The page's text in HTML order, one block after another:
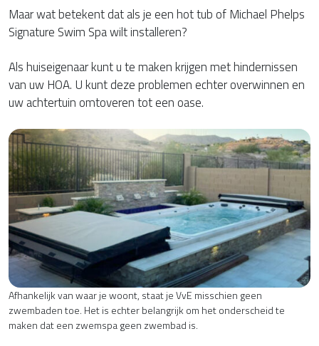
Maar wat betekent dat als je een hot tub of Michael Phelps
Signature Swim Spa wilt installeren?
Als huiseigenaar kunt u te maken krijgen met hindernissen
van uw HOA. U kunt deze problemen echter overwinnen en
uw achtertuin omtoveren tot een oase.
Afhankelijk van waar je woont, staat je VvE misschien geen
zwembaden toe. Het is echter belangrijk om het onderscheid te
maken dat een zwemspa geen zwembad is.